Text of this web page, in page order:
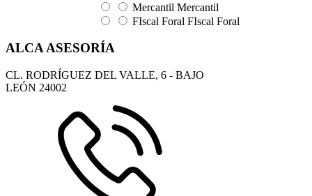
Mercantil Mercantil
FIscal Foral FIscal Foral
ALCA ASESORÍA
CL. RODRÍGUEZ DEL VALLE, 6 - BAJO
LEÓN 24002